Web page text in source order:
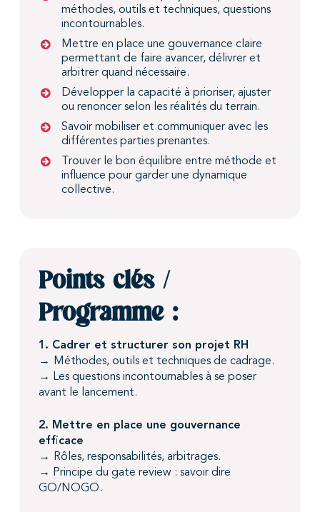
méthodes, outils et techniques, questions
incontournables.
Mettre en place une gouvernance claire
permettant de faire avancer, délivrer et
arbitrer quand nécessaire.
Développer la capacité à prioriser, ajuster
ou renoncer selon les réalités du terrain.
Savoir mobiliser et communiquer avec les
différentes parties prenantes.
Trouver le bon équilibre entre méthode et
influence pour garder une dynamique
collective.
Points clés /
Programme :
1. Cadrer et structurer son projet RH
→ Méthodes, outils et techniques de cadrage.
→ Les questions incontournables à se poser
avant le lancement.
2. Mettre en place une gouvernance
efficace
→ Rôles, responsabilités, arbitrages.
→ Principe du gate review : savoir dire
GO/NOGO.